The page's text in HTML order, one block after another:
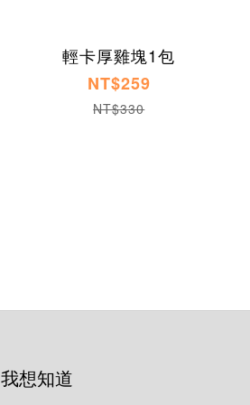
輕卡厚雞塊1包
NT$259
NT$330
我想知道